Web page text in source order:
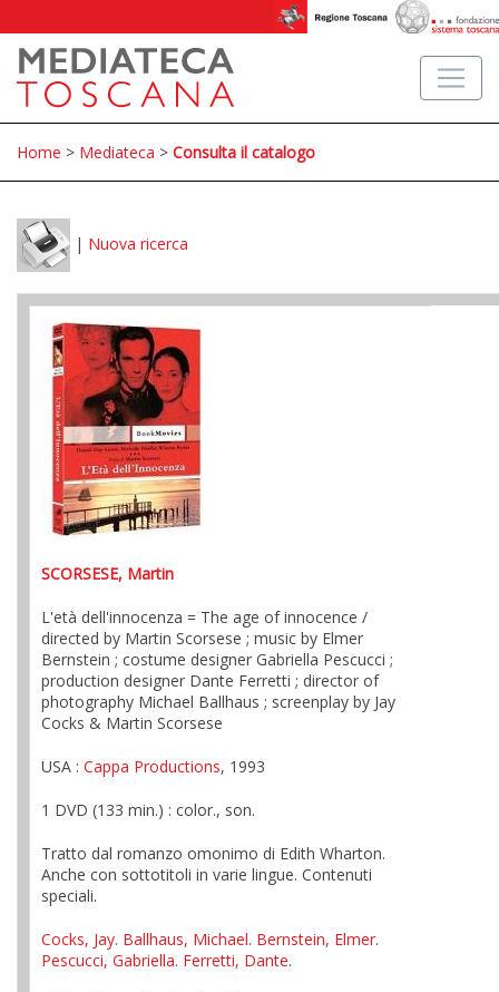
Home > Mediateca > Consulta il catalogo
| Nuova ricerca
SCORSESE, Martin
L'età dell'innocenza = The age of innocence /
directed by Martin Scorsese ; music by Elmer
Bernstein ; costume designer Gabriella Pescucci ;
production designer Dante Ferretti ; director of
photography Michael Ballhaus ; screenplay by Jay
Cocks & Martin Scorsese
USA : Cappa Productions, 1993
1 DVD (133 min.) : color., son.
Tratto dal romanzo omonimo di Edith Wharton.
Anche con sottotitoli in varie lingue. Contenuti
speciali.
Cocks, Jay. Ballhaus, Michael. Bernstein, Elmer.
Pescucci, Gabriella. Ferretti, Dante.